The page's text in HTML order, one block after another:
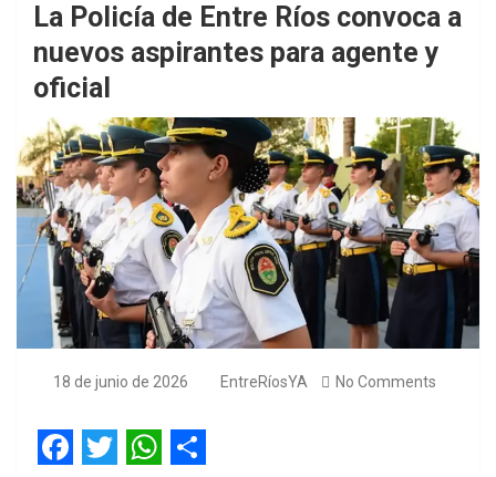
La Policía de Entre Ríos convoca a
nuevos aspirantes para agente y
oficial
18 de junio de 2026 EntreRíosYA No Comments